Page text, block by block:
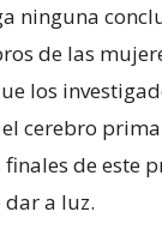
ninguna
de las
los
cerebro
de este
dar a luz.